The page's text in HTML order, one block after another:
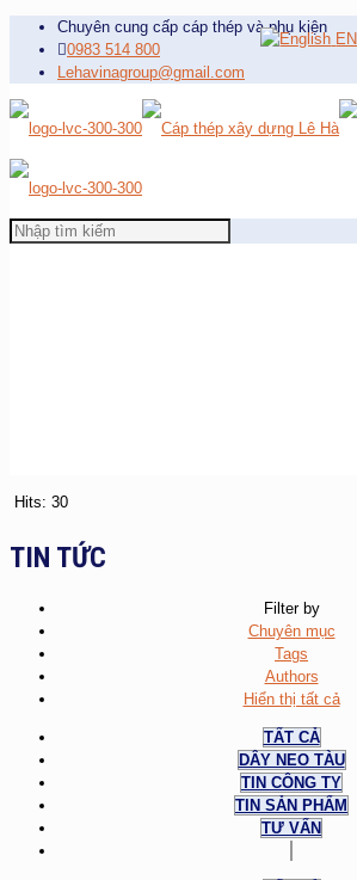
Chuyên cung cấp cáp thép và phụ kiện
0983 514 800
Lehavinagroup@gmail.com
Hits: 30
TIN TỨC
Filter by
Chuyên mục
Tags
Authors
Hiển thị tất cả
TẤT CẢ
DÂY NEO TÀU
TIN CÔNG TY
TIN SẢN PHẨM
TƯ VẤN
EN